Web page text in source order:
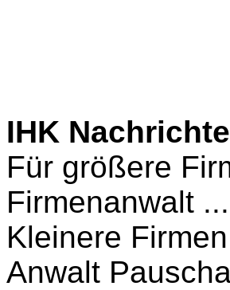
IHK
Für größere
Firmenanwalt
Kleinere
Anwalt